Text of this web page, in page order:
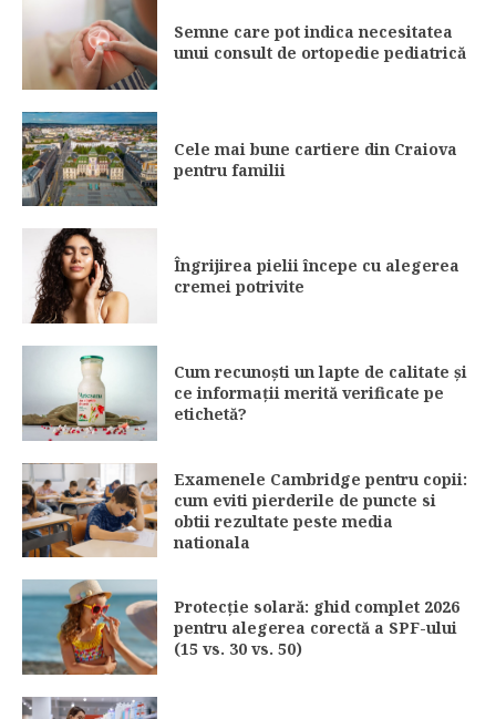
Semne care pot indica necesitatea
unui consult de ortopedie pediatrică
Cele mai bune cartiere din Craiova
pentru familii
Îngrijirea pielii începe cu alegerea
cremei potrivite
Cum recunoști un lapte de calitate și
ce informații merită verificate pe
etichetă?
Examenele Cambridge pentru copii:
cum eviti pierderile de puncte si
obtii rezultate peste media
nationala
Protecție solară: ghid complet 2026
pentru alegerea corectă a SPF-ului
(15 vs. 30 vs. 50)